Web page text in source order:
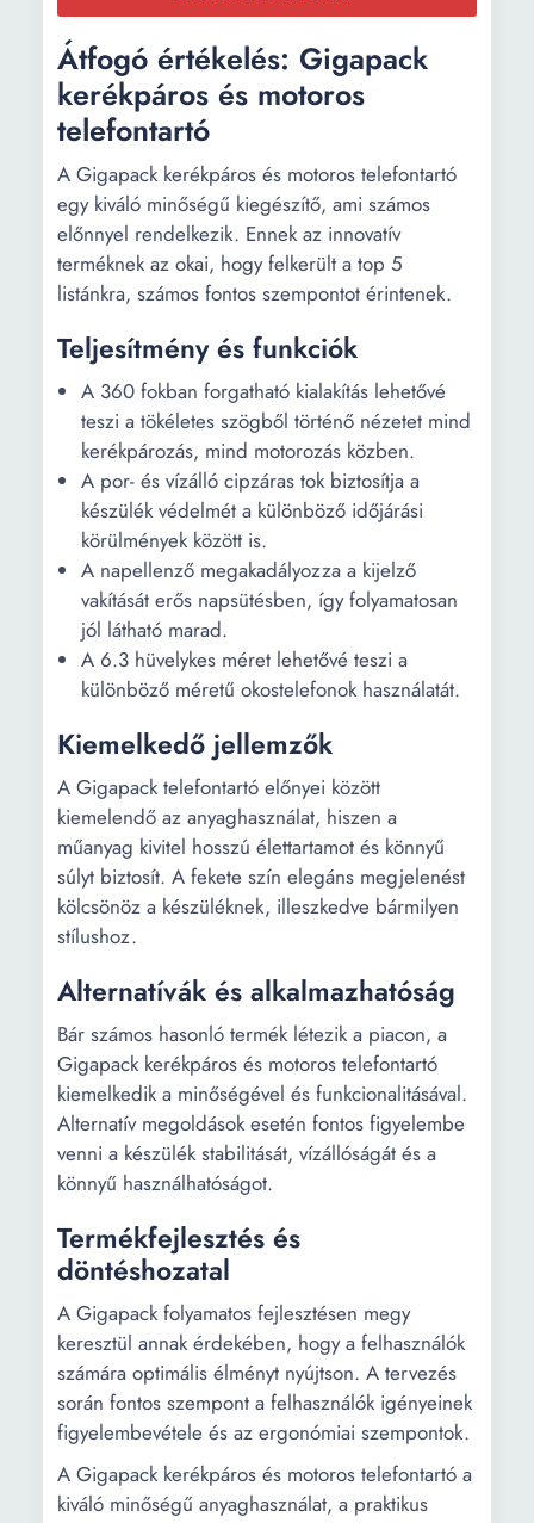
Átfogó értékelés: Gigapack
kerékpáros és motoros
telefontartó
A Gigapack kerékpáros és motoros telefontartó
egy kiváló minőségű kiegészítő, ami számos
előnnyel rendelkezik. Ennek az innovatív
terméknek az okai, hogy felkerült a top 5
listánkra, számos fontos szempontot érintenek.
Teljesítmény és funkciók
A 360 fokban forgatható kialakítás lehetővé
teszi a tökéletes szögből történő nézetet mind
kerékpározás, mind motorozás közben.
A por- és vízálló cipzáras tok biztosítja a
készülék védelmét a különböző időjárási
körülmények között is.
A napellenző megakadályozza a kijelző
vakítását erős napsütésben, így folyamatosan
jól látható marad.
A 6.3 hüvelykes méret lehetővé teszi a
különböző méretű okostelefonok használatát.
Kiemelkedő jellemzők
A Gigapack telefontartó előnyei között
kiemelendő az anyaghasználat, hiszen a
műanyag kivitel hosszú élettartamot és könnyű
súlyt biztosít. A fekete szín elegáns megjelenést
kölcsönöz a készüléknek, illeszkedve bármilyen
stílushoz.
Alternatívák és alkalmazhatóság
Bár számos hasonló termék létezik a piacon, a
Gigapack kerékpáros és motoros telefontartó
kiemelkedik a minőségével és funkcionalitásával.
Alternatív megoldások esetén fontos figyelembe
venni a készülék stabilitását, vízállóságát és a
könnyű használhatóságot.
Termékfejlesztés és
döntéshozatal
A Gigapack folyamatos fejlesztésen megy
keresztül annak érdekében, hogy a felhasználók
számára optimális élményt nyújtson. A tervezés
során fontos szempont a felhasználók igényeinek
figyelembevétele és az ergonómiai szempontok.
A Gigapack kerékpáros és motoros telefontartó a
kiváló minőségű anyaghasználat, a praktikus